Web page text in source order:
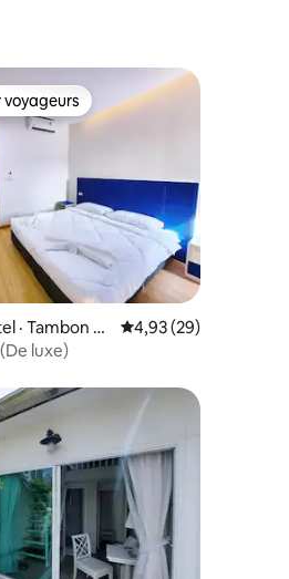
004 commentaires
· Tambon Ba
Note moyenne de
4,93 (29)
luxe)